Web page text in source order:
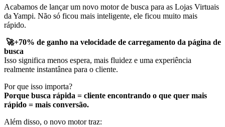
Acabamos de lançar um novo motor de busca para as Lojas Virtuais
da Yampi. Não só ficou mais inteligente, ele ficou muito mais
rápido.
🚀+70% de ganho na velocidade de carregamento da página de
busca
Isso significa menos espera, mais fluidez e uma experiência
realmente instantânea para o cliente.
Por que isso importa?
Porque busca rápida = cliente encontrando o que quer mais
rápido = mais conversão.
Além disso, o novo motor traz: